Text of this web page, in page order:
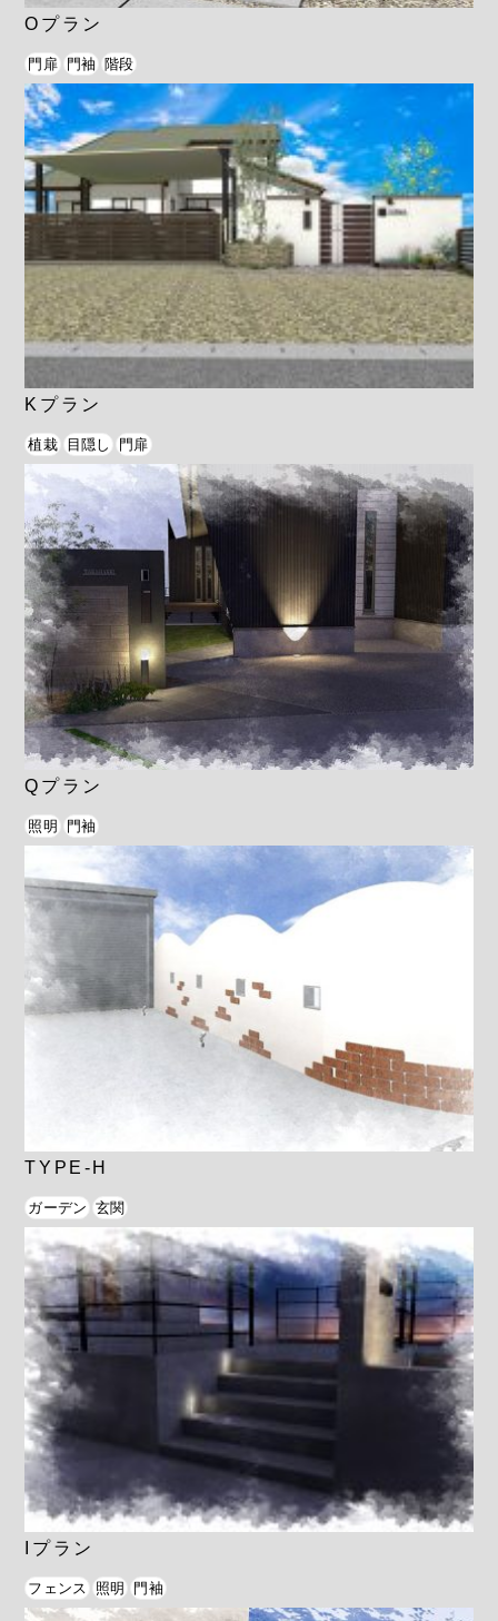
Oプラン
門扉 門袖 階段
Kプラン
植栽 目隠し 門扉
Qプラン
照明 門袖
TYPE-H
ガーデン 玄関
Iプラン
フェンス 照明 門袖